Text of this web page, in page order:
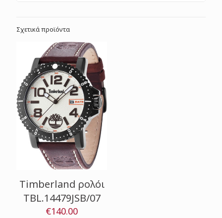
Σχετικά προϊόντα
Timberland ρολόι
TBL.14479JSB/07
€140.00